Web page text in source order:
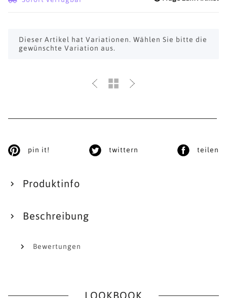
x
Dieser Artikel hat Variationen. Wählen Sie bitte die
gewünschte Variation aus.
pin it! twittern teilen
Produktinfo
Beschreibung
Bewertungen
LOOKBOOK